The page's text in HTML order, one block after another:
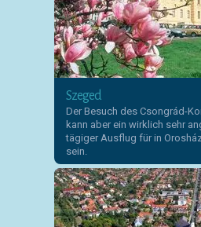
Szeged
Der Besuch des Csongrád-
kann aber ein wirklich sehr
tägiger Ausflug für in
sein.